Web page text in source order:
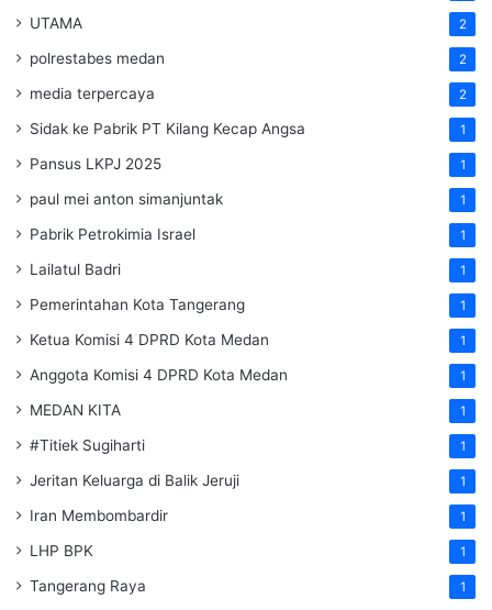
UTAMA 2
polrestabes medan 2
media terpercaya 2
Sidak ke Pabrik PT Kilang Kecap Angsa 1
Pansus LKPJ 2025 1
paul mei anton simanjuntak 1
Pabrik Petrokimia Israel 1
Lailatul Badri 1
Pemerintahan Kota Tangerang 1
Ketua Komisi 4 DPRD Kota Medan 1
Anggota Komisi 4 DPRD Kota Medan 1
MEDAN KITA 1
#Titiek Sugiharti 1
Jeritan Keluarga di Balik Jeruji 1
Iran Membombardir 1
LHP BPK 1
Tangerang Raya 1